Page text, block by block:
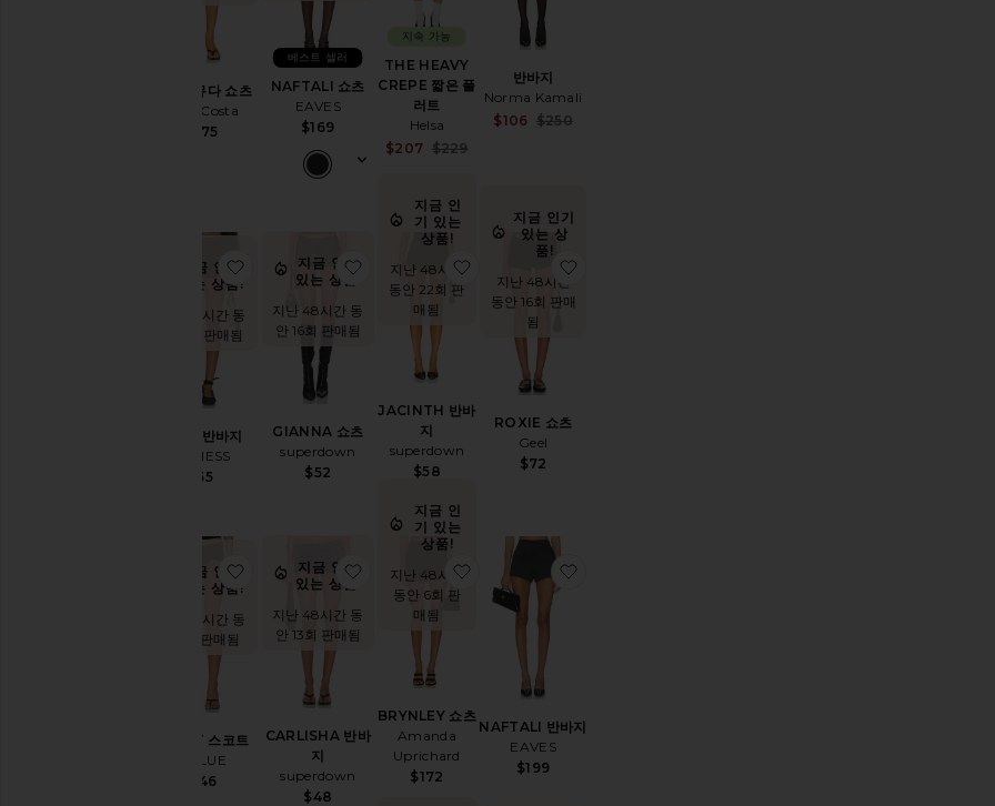
트윌 버뮤다 쇼츠
Enza Costa
$275
NAFTALI 쇼츠
EAVES
$169
베스트 셀러
THE HEAVY
CREPE 짧은 플
러트
Helsa
$207 $229
지속 가능
반바지
Norma Kamali
$106 $250
지금 인기
있는 상품!
지난 48시간 동
안 17회 판매됨
BARE 반바지
LIONESS
$55
찜상품BARE 반바지
지금 인기
있는 상품!
지난 48시간 동
안 16회 판매됨
GIANNA 쇼츠
superdown
$52
찜상품GIANNA 쇼츠
지금 인
기 있는
상품!
지난 48시간
동안 22회 판
매됨
JACINTH 반바
지
superdown
$58
찜상품JACINTH 반바지
지금 인기
있는 상
품!
지난 48시간
동안 16회 판매
됨
ROXIE 쇼츠
Geel
$72
지금 인기
있는 상품!
지난 48시간 동
안 5회 판매됨
SKORT 스코트
1XBLUE
$146
찜상품SKORT 스코트
지금 인기
있는 상품!
지난 48시간 동
안 13회 판매됨
CARLISHA 반바
지
superdown
$48
찜상품CARLISHA 반바지
지금 인
기 있는
상품!
지난 48시간
동안 6회 판
매됨
BRYNLEY 쇼츠
Amanda
Uprichard
$172
찜상품BRYNLEY 쇼츠
NAFTALI 반바지
EAVES
$199